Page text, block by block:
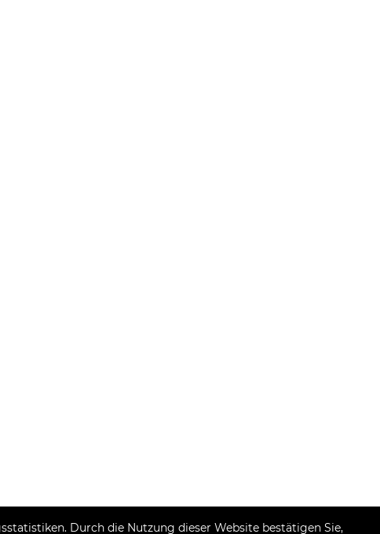
Durch die Nutzung dieser Website bestätigen Sie,